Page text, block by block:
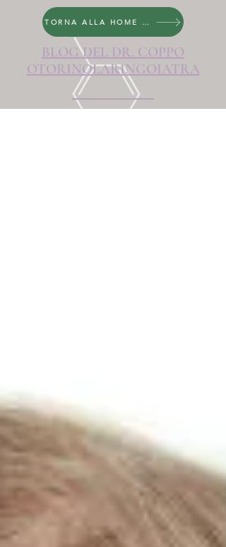
TORNA ALLA HOME PAGE
BLOG DEL DR. COPPO
OTORINOLARINGOIATRA